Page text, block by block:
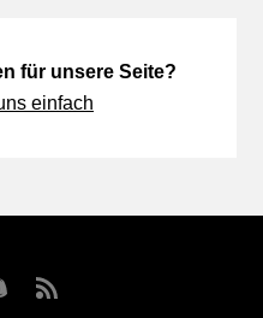
für unsere Seite?
einfach